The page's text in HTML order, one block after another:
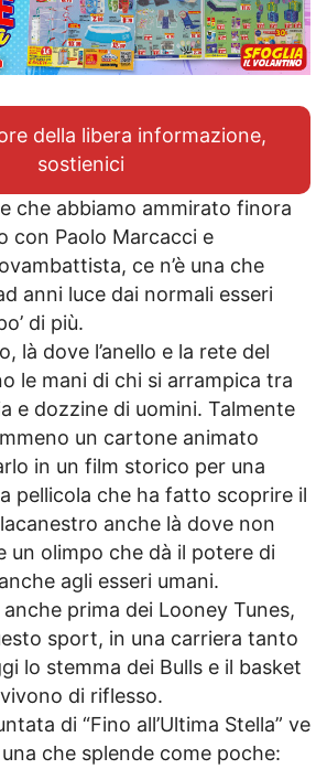
della libera informazione,
sostienici
che abbiamo ammirato finora
con Paolo Marcacci e
ce n’è una che
anni luce dai normali esseri
di più.
là dove l’anello e la rete del
le mani di chi si arrampica tra
e dozzine di uomini. Talmente
un cartone animato
in un film storico per una
pellicola che ha fatto scoprire il
anche là dove non
un olimpo che dà il potere di
agli esseri umani.
anche prima dei Looney Tunes,
sport, in una carriera tanto
lo stemma dei Bulls e il basket
di riflesso.
di “Fino all’Ultima Stella” ve
che splende come poche: